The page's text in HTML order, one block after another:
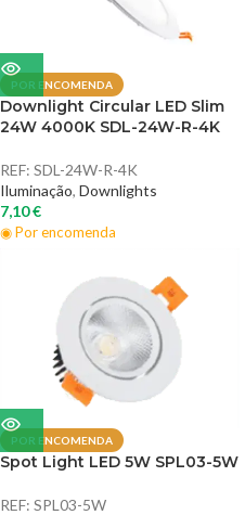
POR ENCOMENDA
Downlight Circular LED Slim
24W 4000K SDL-24W-R-4K
REF: SDL-24W-R-4K
Iluminação, Downlights
7,10€
◉ Por encomenda
POR ENCOMENDA
Spot Light LED 5W SPL03-5W
REF: SPL03-5W